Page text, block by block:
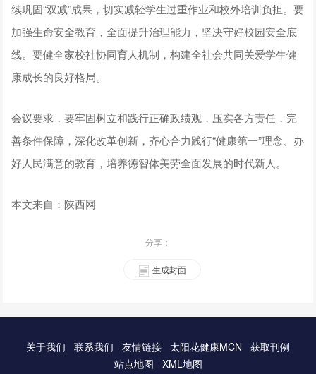
续巩固“双减”成果，切实减轻学生过重作业和校外培训负担。要
加强生命安全教育，全面提升治理能力，坚决守好校园安全底
线。要健全家校社协同育人机制，构建全社会共同关爱学生健
康成长的良好格局。
会议要求，要牢固树立和践行正确政绩观，压实各方责任，完
善条件保障，深化改革创新，齐心合力践行“健康第一”理念、办
好人民满意的教育，培养德智体美劳全面发展的时代新人。
本文来自：陕西网
分享：
生成封面
关于我们 联系我们 友情链接 太阳花健康MCN
获取刊例
站点地图
XML地图